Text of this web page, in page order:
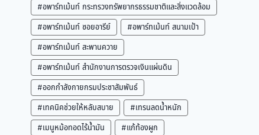
#อพาร์ทเม้นท์ กระทรวงทรัพยากรธรรมชาติและสิ่งแวดล้อม
#อพาร์ทเม้นท์ ซอยอารีย์
#อพาร์ทเม้นท์ สนามเป้า
#อพาร์ทเม้นท์ สะพานควาย
#อพาร์ทเม้นท์ สำนักงานการตรวจเงินแผ่นดิน
#ออกกำลังกายกรมประชาสัมพันธ์
#เทคนิคช่วยให้หลับสบาย
#เทรนลดน้ำหนัก
#เมนูหม้อทอดไร้น้ำมัน
#แก้ท้องผูก